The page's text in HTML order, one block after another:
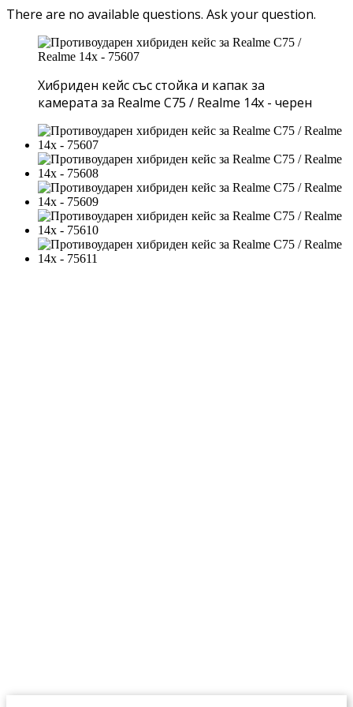
There are no available questions. Ask your question.
Хибриден кейс със стойка и капак за
камерата за Realme C75 / Realme 14x - черен